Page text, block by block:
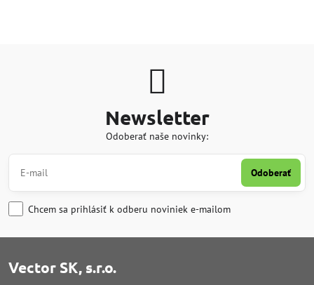
Newsletter
Odoberať naše novinky:
Odoberať
Chcem sa prihlásiť k odberu noviniek e-mailom
Vector SK, s.r.o.